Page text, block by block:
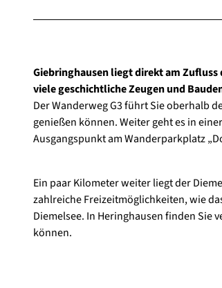
Giebringhausen liegt direkt am Zufluss
viele geschichtliche Zeugen und
Der Wanderweg G3 führt Sie oberhalb
genießen können. Weiter geht es in
Ausgangspunkt am Wanderparkplatz
Ein paar Kilometer weiter liegt der
zahlreiche Freizeitmöglichkeiten, wie
Diemelsee. In Heringhausen finden Sie
können.